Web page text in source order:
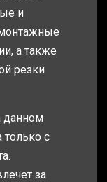
и
а также
резки
данном
только с
за